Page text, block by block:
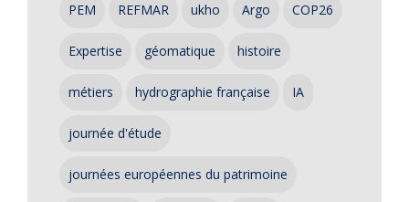
PEM REFMAR ukho Argo COP26
Expertise géomatique histoire
métiers hydrographie française IA
journée d'étude
journées européennes du patrimoine